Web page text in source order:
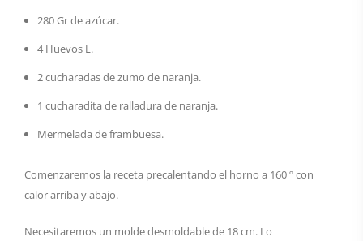
280 Gr de azúcar.
4 Huevos L.
2 cucharadas de zumo de naranja.
1 cucharadita de ralladura de naranja.
Mermelada de frambuesa.
Comenzaremos la receta precalentando el horno a 160 º con
calor arriba y abajo.
Necesitaremos un molde desmoldable de 18 cm. Lo